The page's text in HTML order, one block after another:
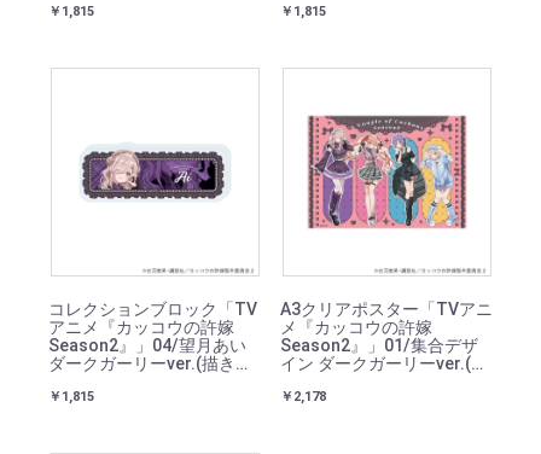
￥1,815 ￥1,815
コレクションブロック「TV
アニメ『カッコウの許嫁
Season2』」04/望月あい
ダークガーリーver.(描き下
￥1,815
A3クリアポスター「TVアニ
メ『カッコウの許嫁
Season2』」01/集合デザ
イン ダークガーリーver.(描
￥2,178